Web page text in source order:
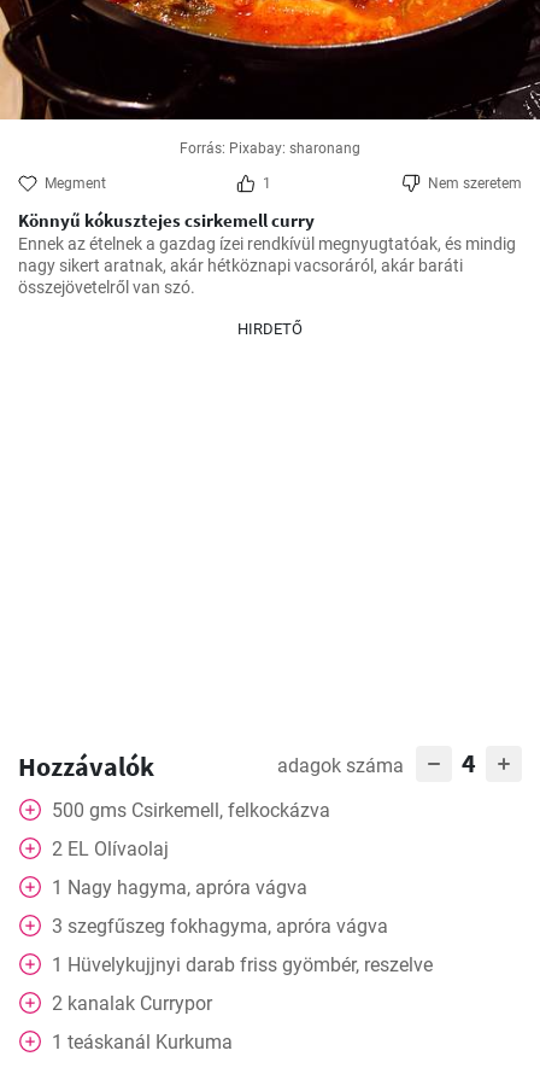
Forrás: Pixabay: sharonang
Megment 1 Nem szeretem
Könnyű kókusztejes csirkemell curry
Ennek az ételnek a gazdag ízei rendkívül megnyugtatóak, és mindig
nagy sikert aratnak, akár hétköznapi vacsoráról, akár baráti
összejövetelről van szó.
HIRDETŐ
Hozzávalók adagok száma 4
500 gms Csirkemell, felkockázva
2 EL Olívaolaj
1 Nagy hagyma, apróra vágva
3 szegfűszeg fokhagyma, apróra vágva
1 Hüvelykujjnyi darab friss gyömbér, reszelve
2 kanalak Currypor
1 teáskanál Kurkuma